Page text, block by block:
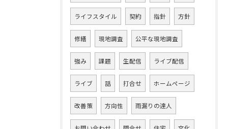
ライフスタイル 契約 指針 方針
修繕 現地調査 公平な現地調査
強み 課題 生配信 ライブ配信
ライブ 話 打合せ ホームページ
改善策 方向性 雨漏りの達人